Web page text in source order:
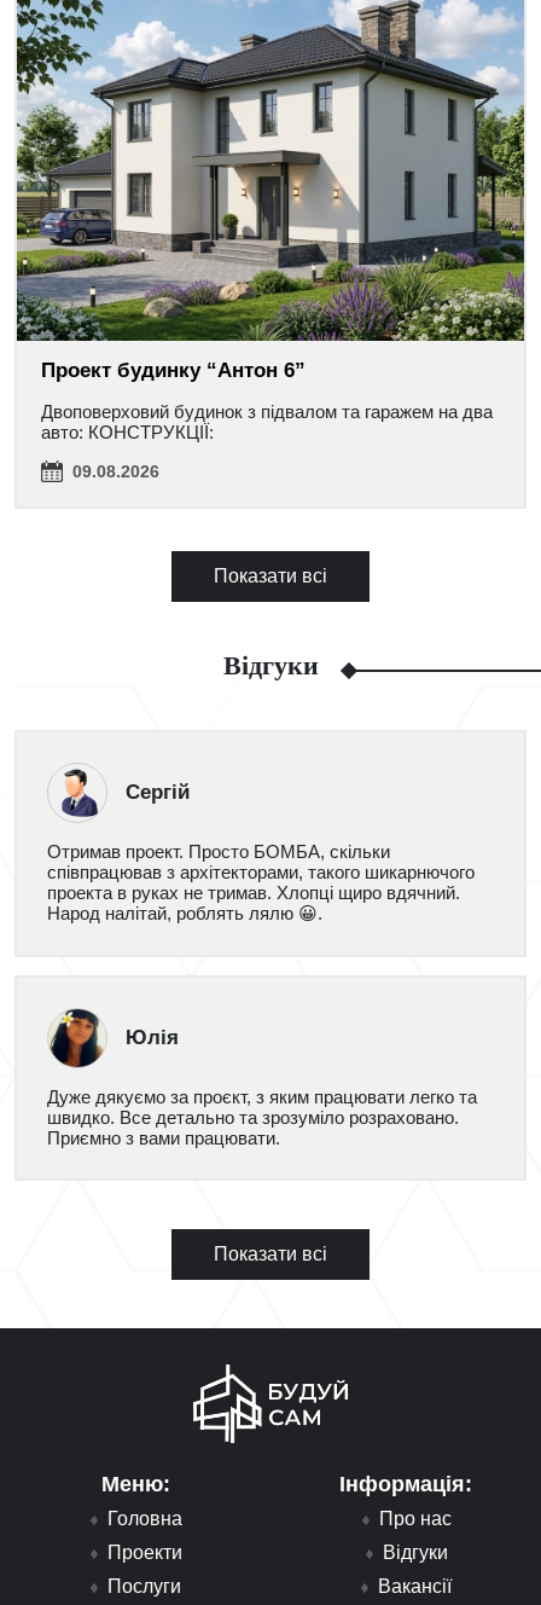
Проект будинку “Антон 6”
Двоповерховий будинок з підвалом та гаражем на два
авто: КОНСТРУКЦІЇ:
09.08.2026
Показати всі
Відгуки
Сергій
Отримав проект. Просто БОМБА, скільки
співпрацював з архітекторами, такого шикарнючого
проекта в руках не тримав. Хлопці щиро вдячний.
Народ налітай, роблять лялю 😀.
Юлія
Дуже дякуємо за проєкт, з яким працювати легко та
швидко. Все детально та зрозуміло розраховано.
Приємно з вами працювати.
Показати всі
Меню:
Головна
Проекти
Послуги
Інформація:
Про нас
Відгуки
Вакансії